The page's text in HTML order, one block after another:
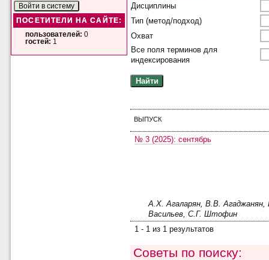
ПОСЕТИТЕЛИ НА САЙТЕ:
пользователей: 0
гостей: 1
Дисциплины
Тип (метод/подход)
Охват
Все поля терминов для
индексирования
ВЫПУСК
№ 3 (2025): сентябрь
А.Х. Агаларян, В.В.
Васильев, С.Г. Штофин
1 - 1 из 1 результатов
Советы по поиску: